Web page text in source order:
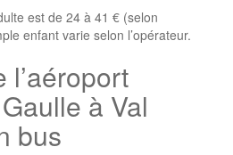
est de 24 à 41 € (selon
enfant varie selon l’opérateur.
l’aéroport
à Val
bus